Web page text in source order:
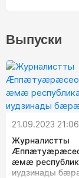
Выпуски
21.09.2023 21:06
Журналистты
æмæ
иудзинады